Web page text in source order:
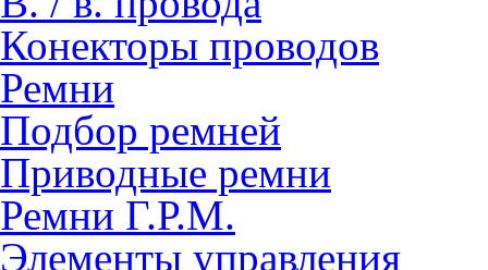
Конекторы проводов
Ремни
Подбор ремней
Приводные ремни
Ремни Г.Р.М.
Элементы управления